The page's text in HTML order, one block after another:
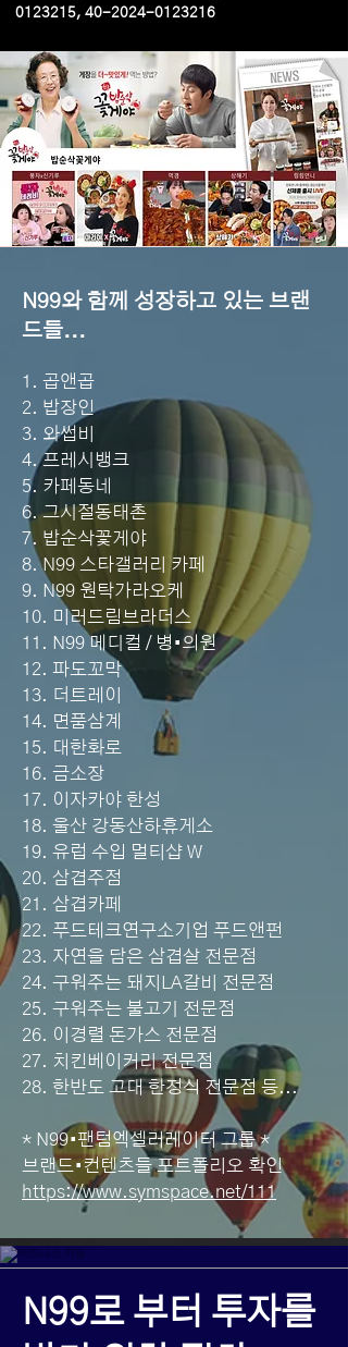
0123215, 40-2024-0123216
N99와 함께 성장하고 있는 브랜
드들...
1. 곱앤곱
2. 밥장인
3. 와썹비
4. 프레시뱅크
5. 카페동네
6. 그시절동태촌
7. 밥순삭꽃게야
8. N99 스타갤러리 카페
9. N99 원탁가라오케
10. 미러드림브라더스
11. N99 메디컬 / 병•의원
12. 파도꼬막
13. 더트레이
14. 면품삼계
15. 대한화로
16. 금소장
17. 이자카야 한성
18. 울산 강동산하휴게소
19. 유럽 수입 멀티샵 W
20. 삼겹주점
21. 삼겹카페
22. 푸드테크연구소기업 푸드앤펀
23. 자연을 담은 삼겹살 전문점
24. 구워주는 돼지LA갈비 전문점
25. 구워주는 불고기 전문점
26. 이경렬 돈가스 전문점
27. 치킨베이커리 전문점
28. 한반도 고대 한정식 전문점 등...
* N99•팬텀엑셀러레이터 그룹 *
브랜드•컨텐츠들 포트폴리오 확인
https://www.symspace.net/111
N99로 부터 투자를